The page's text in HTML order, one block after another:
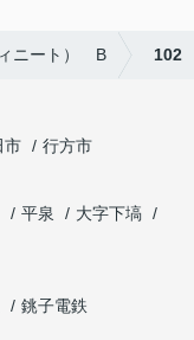
ニート） B 102
市
行方市
平泉
大字下塙
銚子電鉄